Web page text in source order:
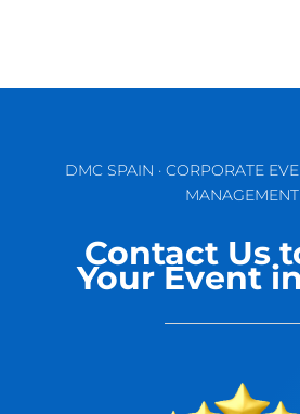
DMC SPAIN · CORPORATE
MANAGEMENT
Contact Us
Your Event